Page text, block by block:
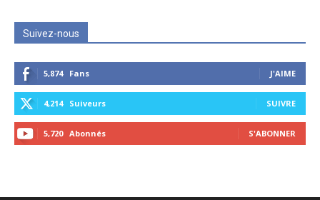
Suivez-nous
5,874 Fans J'AIME
4,214 Suiveurs SUIVRE
5,720 Abonnés S'ABONNER